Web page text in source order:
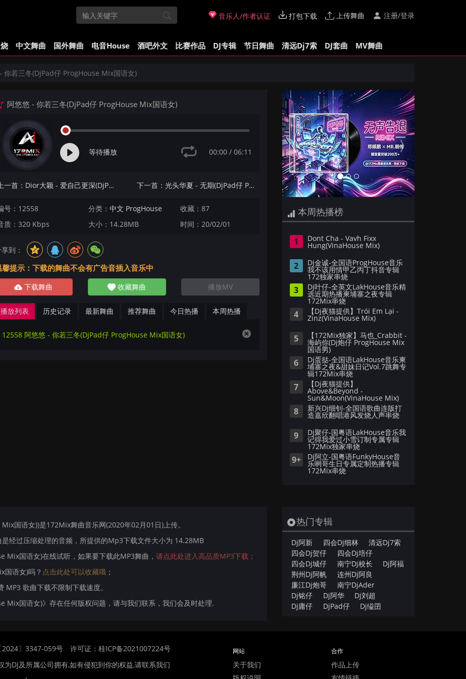
音乐人/作者认证 打包下载 上传舞曲 注册/登录
中文舞曲 国外舞曲 电音House 酒吧外文 比赛作品 DJ专辑 节日舞曲 清远Dj7索 DJ套曲 MV舞曲
你若三冬(DjPad仔 ProgHouse Mix国语女)
阿悠悠 - 你若三冬(DjPad仔 ProgHouse Mix国语女)
等待播放 00:00 / 06:11
上一首：Dior大颖 - 爱自己更深(DjPad仔 ProgHouse Mix国语女) 下一首：光头华夏 - 无期(DjPad仔 ProgHouse Mix国语男)
号：12558 分类：中文 ProgHouse
收藏：87
质：320 Kbps
大小：14.28MB 时间：20/02/01
到：
馨提示：下载的舞曲不会有广告音插入音乐中
下载舞曲 收藏舞曲 播放MV
播放列表 历史记录 最新舞曲 推荐舞曲 今日热播 本周热播
12558 阿悠悠 - 你若三冬(DjPad仔 ProgHouse Mix国语女)
Previous Next
本周热播榜
1 Dont Cha - Vavh Fixx
Hung(VinaHouse Mix)
2 Dj金诚-全国语ProgHouse音乐
我不该用情甲乙丙丁抖音专辑
172独家串烧
3 Dj叶仔-全英文LakHouse音乐精
选近期热播柬埔寨之夜专辑
172Mix串烧
4 【Dj夜猫提供】Trói Em Lại -
Zinz(VinaHouse Mix)
5 【172Mix独家】马也_Crabbit -
海屿你(Dj炮仔 ProgHouse Mix
国语男)
6 Dj蛋挞-全国语LakHouse音乐柬
埔寨之夜&甜妹日记Vol.7跳舞专
辑172Mix串烧
7 【Dj夜猫提供】
Above&Beyond -
Sun&Moon(VinaHouse Mix)
8 新兴Dj细钊-全国语歌曲连版打
造嘉欣翻唱港风发烧人声串烧
9 Dj聚仔-国粤语LakHouse音乐我
记得我爱过小雪订制专属专辑
172Mix独家串烧
9+ Dj阿立-国粤语FunkyHouse音
乐咧哥生日专属定制热播专辑
172Mix串烧
国语女))是172Mix舞曲音乐网(2020年02月01日)上传。
经过压缩处理的音频，所提供的Mp3下载文件大小为 14.28MB
Mix国语女)在线试听，如果要下载此MP3舞曲， 请点此处进入高品质MP3下载；
国语女)吗？ 点击此处可以收藏哦 ；
歌曲下载不限制下载速度。
Mix国语女)》存在任何版权问题，请与我们联系，我们会及时处理.
热门专辑
Dj阿新 四会Dj细林
清远Dj7索
四会Dj贺仔
四会Dj培仔
四会Dj城仔
南宁Dj校长
Dj阿福
荆州Dj阿帆
连州Dj阿良
廉江Dj炮哥
南宁DjAder
Dj铭仔
Dj阿华
Dj刘超
Dj庸仔
DjPad仔 Dj缢囝
2024〕3347-059号
许可证：桂ICP备2021007224号
DJ及所属公司拥有,如有侵犯到你的权益,请联系我们
网站
关于我们
合作
作品上传